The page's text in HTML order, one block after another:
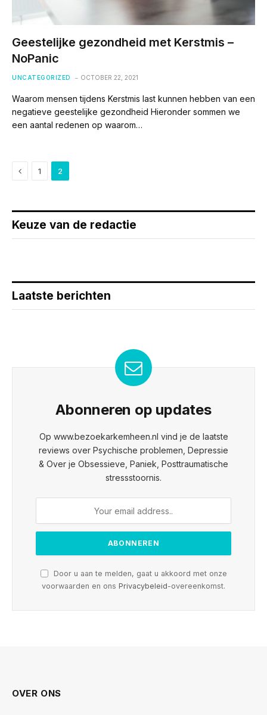
Geestelijke gezondheid met Kerstmis –
NoPanic
UNCATEGORIZED OCTOBER 22, 2021
Waarom mensen tijdens Kerstmis last kunnen hebben van een
negatieve geestelijke gezondheid Hieronder sommen we
een aantal redenen op waarom…
Previous
1 2
Keuze van de redactie
Laatste berichten
Abonneren op updates
Op www.bezoekarkemheen.nl vind je de laatste
reviews over Psychische problemen, Depressie
& Over je Obsessieve, Paniek, Posttraumatische
stressstoornis.
Door u aan te melden, gaat u akkoord met onze
voorwaarden en ons Privacybeleid-overeenkomst.
OVER ONS